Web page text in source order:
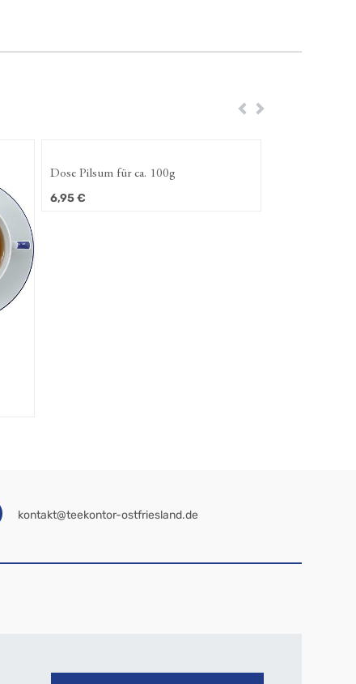
ZurückWeiter
Dose Pilsum für ca. 100g
6,95€
kontakt@teekontor-ostfriesland.de